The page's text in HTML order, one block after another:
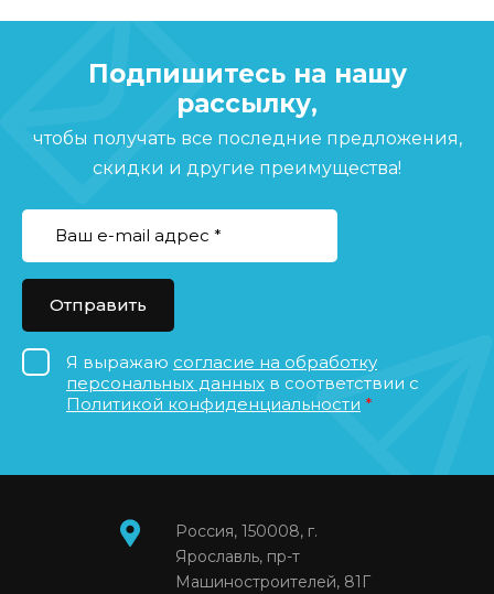
Подпишитесь на нашу
рассылку,
чтобы получать все последние предложения,
скидки и другие преимущества!
Я выражаю согласие на обработку
персональных данных в соответствии с
Политикой конфиденциальности *
Отправить
Россия, 150008, г.
Ярославль, пр-т
Машиностроителей, 81Г